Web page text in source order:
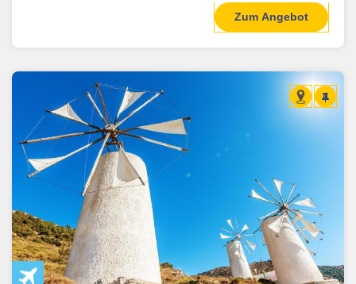
Zum Angebot